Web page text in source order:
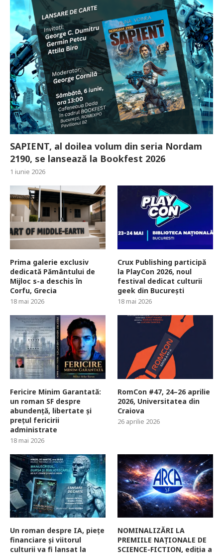
SAPIENT, al doilea volum din seria Nordam
2190, se lansează la Bookfest 2026
1 iunie 2026
Prima galerie exclusiv
dedicată Pământului de
Mijloc s-a deschis în
Corfu, Grecia
18 mai 2026
Crux Publishing participă
la PlayCon 2026, noul
festival dedicat culturii
geek din București
18 mai 2026
Fericire Minim Garantată:
un roman SF despre
abundență, libertate și
prețul fericirii
administrate
18 mai 2026
RomCon #47, 24–26 aprilie
2026, Universitatea din
Craiova
26 aprilie 2026
Un roman despre IA, piețe
financiare și viitorul
culturii va fi lansat la
NOMINALIZĂRI LA
PREMIILE NAȚIONALE DE
SCIENCE-FICTION, ediția a